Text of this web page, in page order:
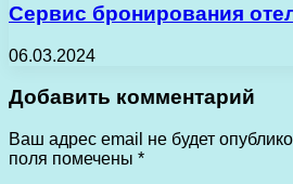
Сервис бронирования
06.03.2024
Добавить комментарий
Ваш адрес email не будет
поля помечены *